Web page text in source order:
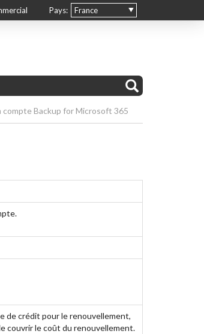
Pays: France
compte Backup for Microsoft 365
de crédit pour le renouvellement,
couvrir le coût du renouvellement.